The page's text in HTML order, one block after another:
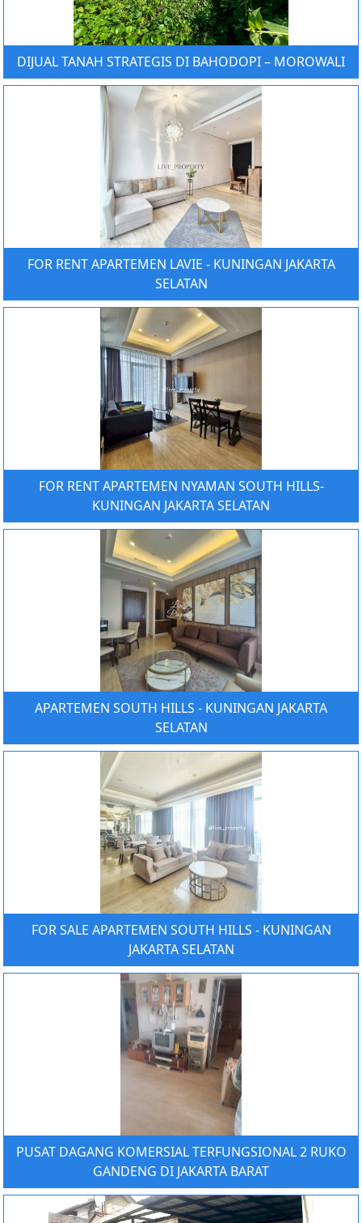
DIJUAL TANAH STRATEGIS DI BAHODOPI – MOROWALI
FOR RENT APARTEMEN LAVIE - KUNINGAN JAKARTA
SELATAN
FOR RENT APARTEMEN NYAMAN SOUTH HILLS-
KUNINGAN JAKARTA SELATAN
APARTEMEN SOUTH HILLS - KUNINGAN JAKARTA
SELATAN
FOR SALE APARTEMEN SOUTH HILLS - KUNINGAN
JAKARTA SELATAN
PUSAT DAGANG KOMERSIAL TERFUNGSIONAL 2 RUKO
GANDENG DI JAKARTA BARAT